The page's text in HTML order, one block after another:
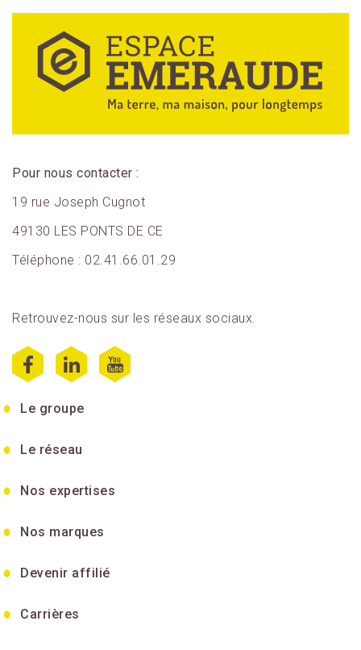
Pour nous contacter :
19 rue Joseph Cugnot
49130 LES PONTS DE CE
Téléphone : 02.41.66.01.29
Retrouvez-nous sur les réseaux sociaux.
Le groupe
Le réseau
Nos expertises
Nos marques
Devenir affilié
Carrières